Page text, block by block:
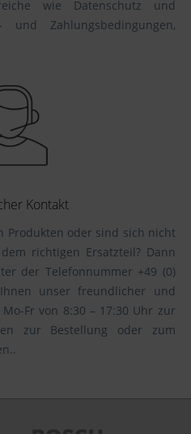
wie Datenschutz und
und Zahlungsbedingungen,
Kontakt
Produkten oder sind sich nicht
richtigen Ersatzteil? Dann
der Telefonnummer +49 (0)
unser freundlicher und
Fr von 8:30 – 17:30 Uhr zur
zur Bestellung oder zum